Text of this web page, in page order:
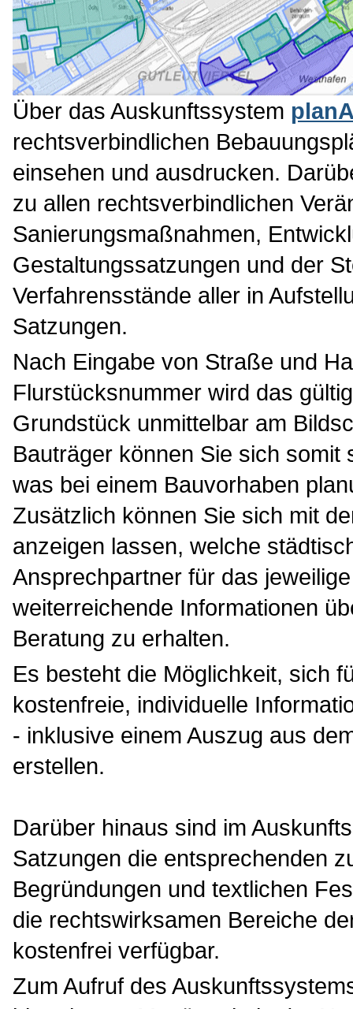
Über das Auskunftssystem
rechtsverbindlichen
einsehen und ausdrucken.
zu allen rechtsverbindlichen
Sanierungsmaßnahmen,
Gestaltungssatzungen und der
Verfahrensstände aller in
Satzungen.
Nach Eingabe von Straße und
Flurstücksnummer wird das
Grundstück unmittelbar am
Bauträger können Sie sich
was bei einem Bauvorhaben
Zusätzlich können Sie sich mit
anzeigen lassen, welche
Ansprechpartner für das
weiterreichende Informationen
Beratung zu erhalten.
Es besteht die Möglichkeit, sich
kostenfreie, individuelle
- inklusive einem Auszug aus
erstellen.
Darüber hinaus sind im
Satzungen die entsprechenden
Begründungen und textlichen
die rechtswirksamen Bereiche
kostenfrei verfügbar.
Zum Aufruf des